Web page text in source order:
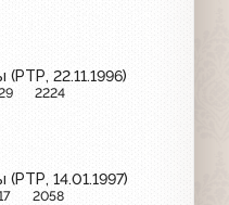
22.11.1996)
2224
(РТР, 14.01.1997)
2058